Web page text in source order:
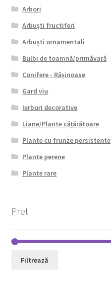
Arbori
Arbuști fructiferi
Arbuști ornamentali
Bulbi de toamnă/primăvară
Conifere - Rășinoase
Gard viu
Ierburi decorative
Liane/Plante cățărătoare
Plante cu frunze persistente
Plante perene
Plante rare
Pret
Filtrează